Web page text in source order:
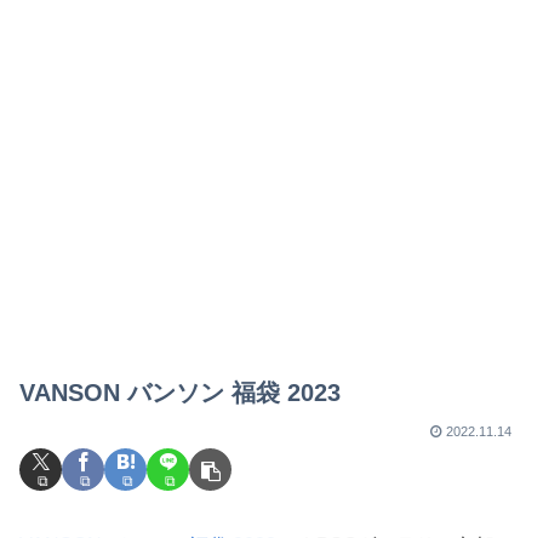
VANSON バンソン 福袋 2023
2022.11.14